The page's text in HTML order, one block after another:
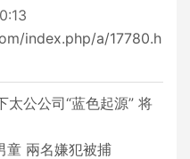
index.php/a/17780.h
太公公司“蓝色起源” 将
童 兩名嫌犯被捕